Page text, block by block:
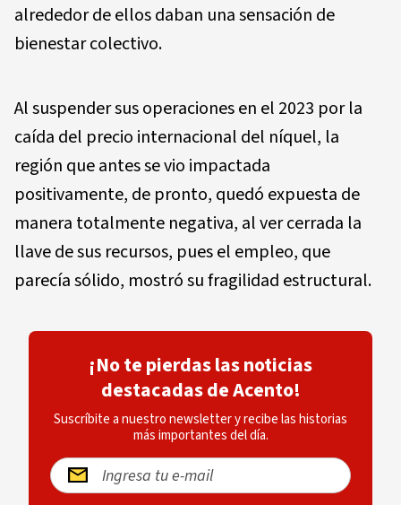
alrededor de ellos daban una sensación de
bienestar colectivo.
Al suspender sus operaciones en el 2023 por la
caída del precio internacional del níquel, la
región que antes se vio impactada
positivamente, de pronto, quedó expuesta de
manera totalmente negativa, al ver cerrada la
llave de sus recursos, pues el empleo, que
parecía sólido, mostró su fragilidad estructural.
¡No te pierdas las noticias
destacadas de Acento!
Suscríbite a nuestro newsletter y recibe las historias
más importantes del día.